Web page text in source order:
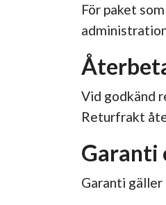
För paket
Vid godkänd
Returfrakt
Garanti
Garanti gäller